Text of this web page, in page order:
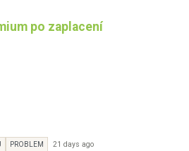
po zaplacení
PROBLEM 21 days ago